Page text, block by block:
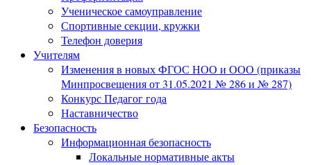
Ученическое самоуправление
Спортивные секции, кружки
Телефон доверия
Учителям
Изменения в новых ФГОС НОО и ООО (приказы
Минпросвещения от 31.05.2021 № 286 и № 287)
Конкурс Педагог года
Наставничество
Безопасность
Информационная безопасность
Локальные нормативные акты